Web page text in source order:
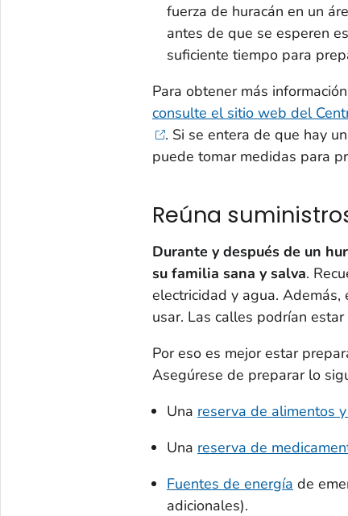
fuerza de huracán en un
antes de que se esperen
suficiente tiempo para
Para obtener más
consulte el sitio web del
. Si se entera de que hay
puede tomar medidas para
Reúna
Durante y después de un
su familia sana y salva.
electricidad y agua.
usar. Las calles podrían
Por eso es mejor estar
Asegúrese de preparar lo
Una reserva de alimentos
Una reserva de
Fuentes de energía de
adicionales).